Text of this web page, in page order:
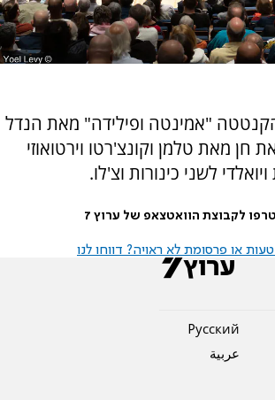
"אמינטה ופילידה" מאת הנדל
חן מאת טלמן וקונצ'רטו וירטואוזי
לשני כינורות וצ'לו.
לקבוצת הוואטצאפ של ערוץ 7
או פרסומת לא ראויה? דווחו לנו
Pусский
عربية